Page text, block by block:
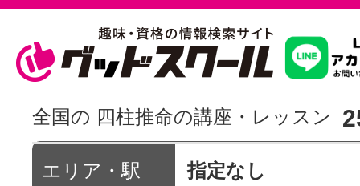
習いたいこ
スクールを
全国の 四柱推命の講座・レッスン
エリア・駅 指定なし